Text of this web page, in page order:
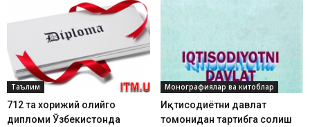
Таълим
712 та хорижий олийгоҳ
дипломи Ўзбекистонда
Монографиялар ва китоблар
Иқтисодиётни давлат
томонидан тартибга солиш